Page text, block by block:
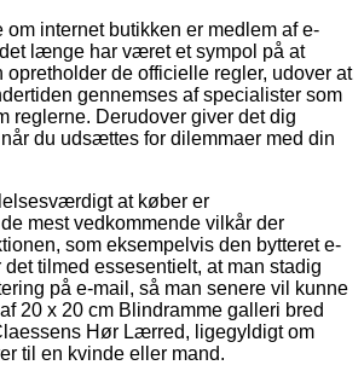
om internet butikken er medlem af e-
længe har været et sympol på at
de officielle regler, udover at
gennemses af specialister som
reglerne. Derudover giver det dig
du udsættes for dilemmaer med din
at køber er
mest vedkommende vilkår der
som eksempelvis den bytteret e-
det tilmed essesentielt, at man stadig
på e-mail, så man senere vil kunne
20 x 20 cm Blindramme galleri bred
Hør Lærred, ligegyldigt om
til en kvinde eller mand.